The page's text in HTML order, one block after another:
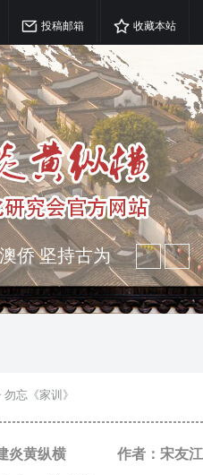
投稿邮箱 收藏本站
神 介绍民族
侨 坚持古为
忘《家训》
炎黄纵横
作者：宋友江